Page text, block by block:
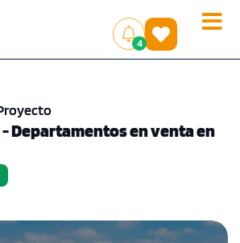
Toggle
4
()
- Departamentos en venta en